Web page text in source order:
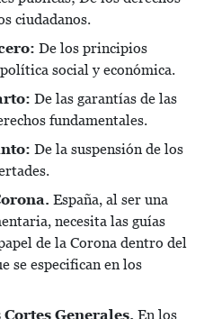
ciudadanos.
De los principios
social y económica.
De las garantías de las
fundamentales.
De la suspensión de los
España, al ser una
necesita las guías
de la Corona dentro del
se especifican en los
Generales. En los